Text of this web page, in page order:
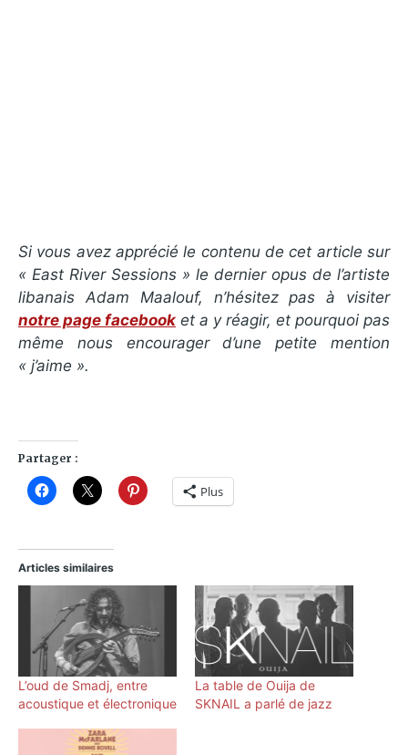
Si vous avez apprécié le contenu de cet article sur
« East River Sessions » le dernier opus de l’artiste
libanais Adam Maalouf, n’hésitez pas à visiter
notre page facebook et a y réagir, et pourquoi pas
même nous encourager d’une petite mention
« j’aime ».
Partager :
Plus
Articles similaires
L’oud de Smadj, entre
acoustique et électronique
La table de Ouija de
SKNAIL a parlé de jazz